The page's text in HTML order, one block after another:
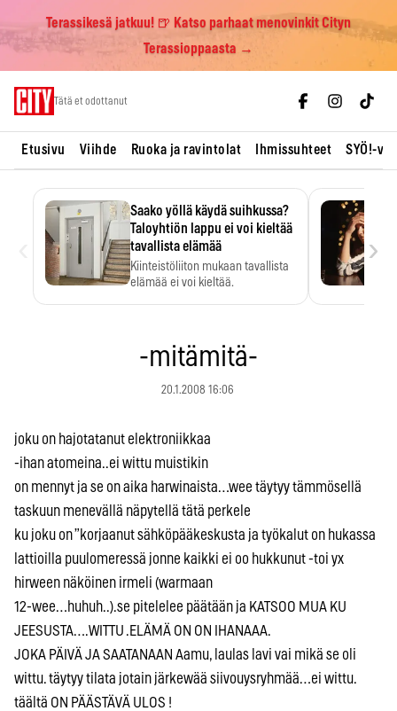
Terassikesä jatkuu! 🍺 Katso parhaat menovinkit Cityn
Terassioppaasta →
Tätä et odottanut
Etusivu Viihde Ruoka ja ravintolat Ihmissuhteet SYÖ!-
Saako yöllä käydä suihkussa?
Taloyhtiön lappu ei voi kieltää
tavallista elämää
Kiinteistöliiton mukaan tavallista
elämää ei voi kieltää.
›
-mitämitä-
20.1.2008 16:06
joku on hajotatanut elektroniikkaa
-ihan atomeina..ei wittu muistikin
on mennyt ja se on aika harwinaista…wee täytyy tämmösellä
taskuun menevällä näpytellä tätä perkele
ku joku on ”korjaanut sähköpääkeskusta ja työkalut on hukassa
lattioilla puulomeressä jonne kaikki ei oo hukkunut -toi yx
hirween näköinen irmeli (warmaan
12-wee…huhuh..).se pitelelee päätään ja KATSOO MUA KU
JEESUSTA….WITTU .ELÄMÄ ON ON IHANAAA.
JOKA PÄIVÄ JA SAATANAAN Aamu, laulas lavi vai mikä se oli
wittu. täytyy tilata jotain järkewää siivouysryhmää…ei wittu.
täältä ON PÄÄSTÄVÄ ULOS !